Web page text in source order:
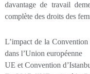
davantage de travail
complète des droits des
L’impact de la Convention
dans l’Union européenne
UE et Convention